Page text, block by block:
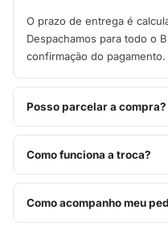
O prazo de entrega é
Despachamos para todo o
confirmação do pagamento.
Posso parcelar a compra?
Sim, parcelamos em até
ou pague à vista no Pix
Como funciona a troca?
Você tem 7 dias após o
Basta entrar em contato
Como acompanho meu